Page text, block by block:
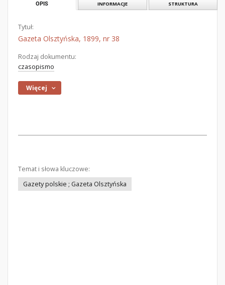
OPIS INFORMACJE STRUKTURA
Tytuł:
Gazeta Olsztyńska, 1899, nr 38
Rodzaj dokumentu:
czasopismo
Więcej
Temat i słowa kluczowe:
Gazety polskie ; Gazeta Olsztyńska